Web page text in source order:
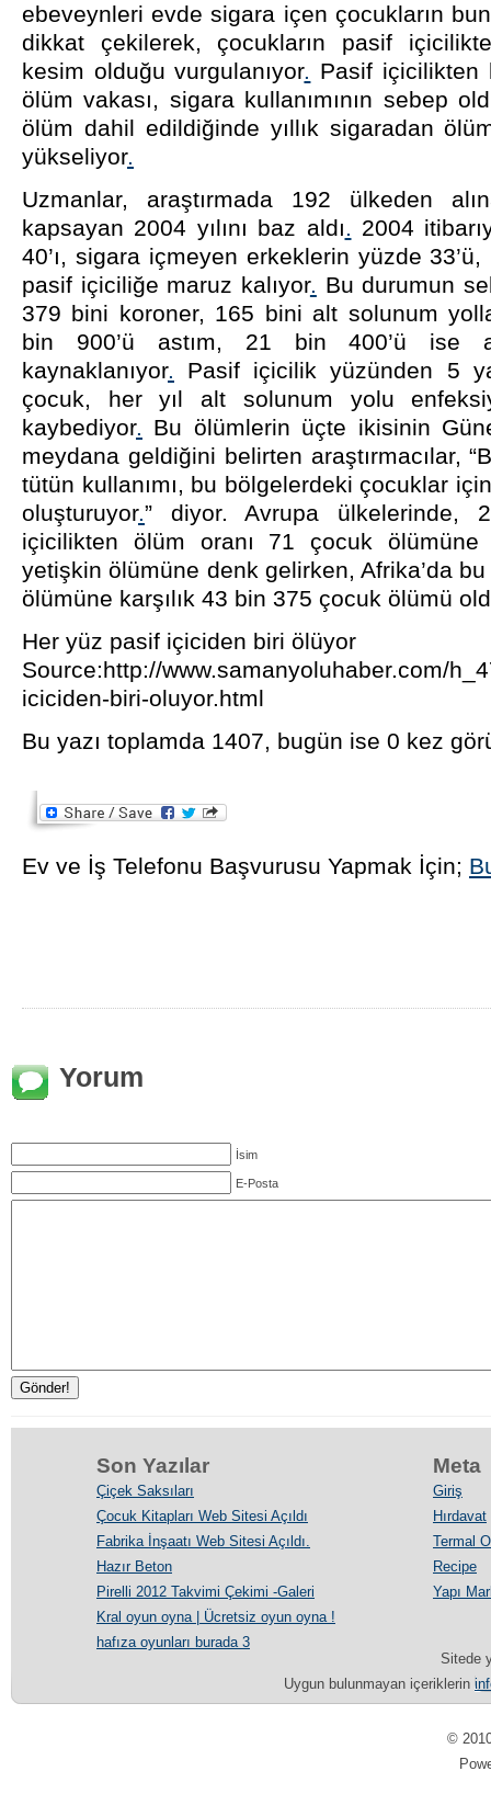
ebeveynleri evde sigara içen çocukların
dikkat çekilerek, çocukların pasif
kesim olduğu vurgulanıyor. Pasif içicilikten
ölüm vakası, sigara kullanımının sebep
ölüm dahil edildiğinde yıllık sigaradan
yükseliyor.
Uzmanlar, araştırmada 192 ülkeden
kapsayan 2004 yılını baz aldı. 2004
40’ı, sigara içmeyen erkeklerin yüzde 33’ü,
pasif içiciliğe maruz kalıyor. Bu durumun
379 bini koroner, 165 bini alt solunum
bin 900’ü astım, 21 bin 400’ü ise
kaynaklanıyor. Pasif içicilik yüzünden 5
çocuk, her yıl alt solunum yolu
kaybediyor. Bu ölümlerin üçte ikisinin
meydana geldiğini belirten araştırmacılar,
tütün kullanımı, bu bölgelerdeki çocuklar
oluşturuyor.” diyor. Avrupa ülkelerinde,
içicilikten ölüm oranı 71 çocuk ölümüne
yetişkin ölümüne denk gelirken, Afrika’da bu
ölümüne karşılık 43 bin 375 çocuk ölümü
Her yüz pasif içiciden biri ölüyor
Source:http://www.samanyoluhaber.com/
iciciden-biri-oluyor.html
Bu yazı toplamda 1407, bugün ise 0 kez
Ev ve İş Telefonu Başvurusu Yapmak İçin;
Yorum
İsim
E-Posta
Son Yazılar
Çiçek Saksıları
Çocuk Kitapları Web Sitesi Açıldı
Fabrika İnşaatı Web Sitesi Açıldı.
Hazır Beton
Pirelli 2012 Takvimi Çekimi -Galeri
Kral oyun oyna | Ücretsiz oyun oyna !
hafıza oyunları burada 3
Meta
Giriş
Hırdavat
Termal
Recipe
Yapı
Sitede
Uygun bulunmayan içeriklerin
©